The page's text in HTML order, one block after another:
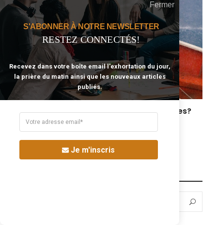
Comment tenir ferme dans les épreuves?
Fermer
S'ABONNER À NOTRE NEWSLETTER
RESTEZ CONNECTÉS!
Recevez dans votre boîte email l'exhortation du jour,
la prière du matin ainsi que les nouveaux articles
publiés.
Je m'inscris